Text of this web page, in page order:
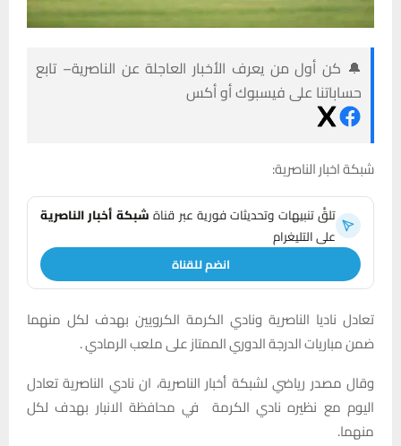
🔔 كن أول من يعرف الأخبار العاجلة عن الناصرية– تابع
حساباتنا على فيسبوك أو أكس
شبكة اخبار الناصرية:
تلقَّ تنبيهات وتحديثات فورية عبر قناةشبكة أخبار الناصرية
على التليغرام
انضم للقناة
تعادل ناديا الناصرية ونادي الكرمة الكرويين بهدف لكل منهما
ضمن مباريات الدرجة الدوري الممتاز على ملعب الرمادي .
وقال مصدر رياضي لشبكة أخبار الناصرية، ان نادي الناصرية تعادل
اليوم مع نظيره نادي الكرمة في محافظة الانبار بهدف لكل
منهما.